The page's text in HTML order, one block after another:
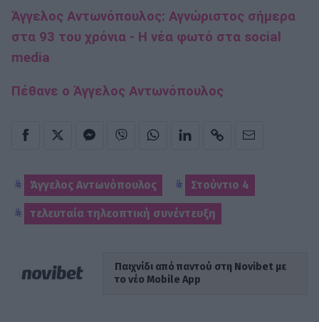
Άγγελος Αντωνόπουλος: Αγνώριστος σήμερα
στα 93 του χρόνια - Η νέα φωτό στα social
media
Πέθανε ο Άγγελος Αντωνόπουλος
Άγγελος Αντωνόπουλος Στούντιο 4
τελευταία τηλεοπτική συνέντευξη
Παιχνίδι από παντού στη Novibet με
το νέο Mobile App